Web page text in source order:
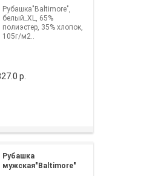
Рубашка"Baltimore",
белый_XL, 65%
полиэстер, 35% хлопок,
105г/м2..
р.
Рубашка
мужская"Baltimore"